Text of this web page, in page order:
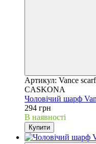
Артикул: Vance
CASKONA
Чоловічий шарф
294 грн
В наявності
Купити